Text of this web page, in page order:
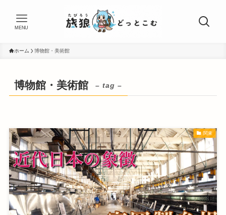
MENU
ホーム 博物館・美術館
博物館・美術館 – tag –
関東